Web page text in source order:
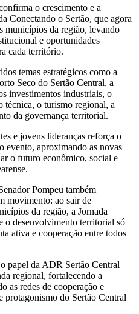
o crescimento e a
Conectando o Sertão, que agora
municípios da região, levando
e oportunidades
cada território.
temas estratégicos como a
Seco do Sertão Central, a
investimentos industriais, o
técnica, o turismo regional, a
da governança territorial.
e jovens lideranças reforça o
evento, aproximando as novas
o futuro econômico, social e
Pompeu também
movimento: ao sair de
da região, a Jornada
o desenvolvimento territorial só
ativa e cooperação entre todos
papel da ADR Sertão Central
regional, fortalecendo a
as redes de cooperação e
protagonismo do Sertão Central